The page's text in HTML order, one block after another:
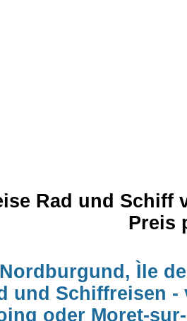
Rad und Schiff
Preis
Ìle
und Schiffreisen -
oder Moret-